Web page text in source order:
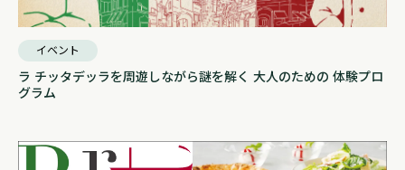
イベント
ラ チッタデッラを周遊しながら謎を解く 大人のための 体験プロ
グラム